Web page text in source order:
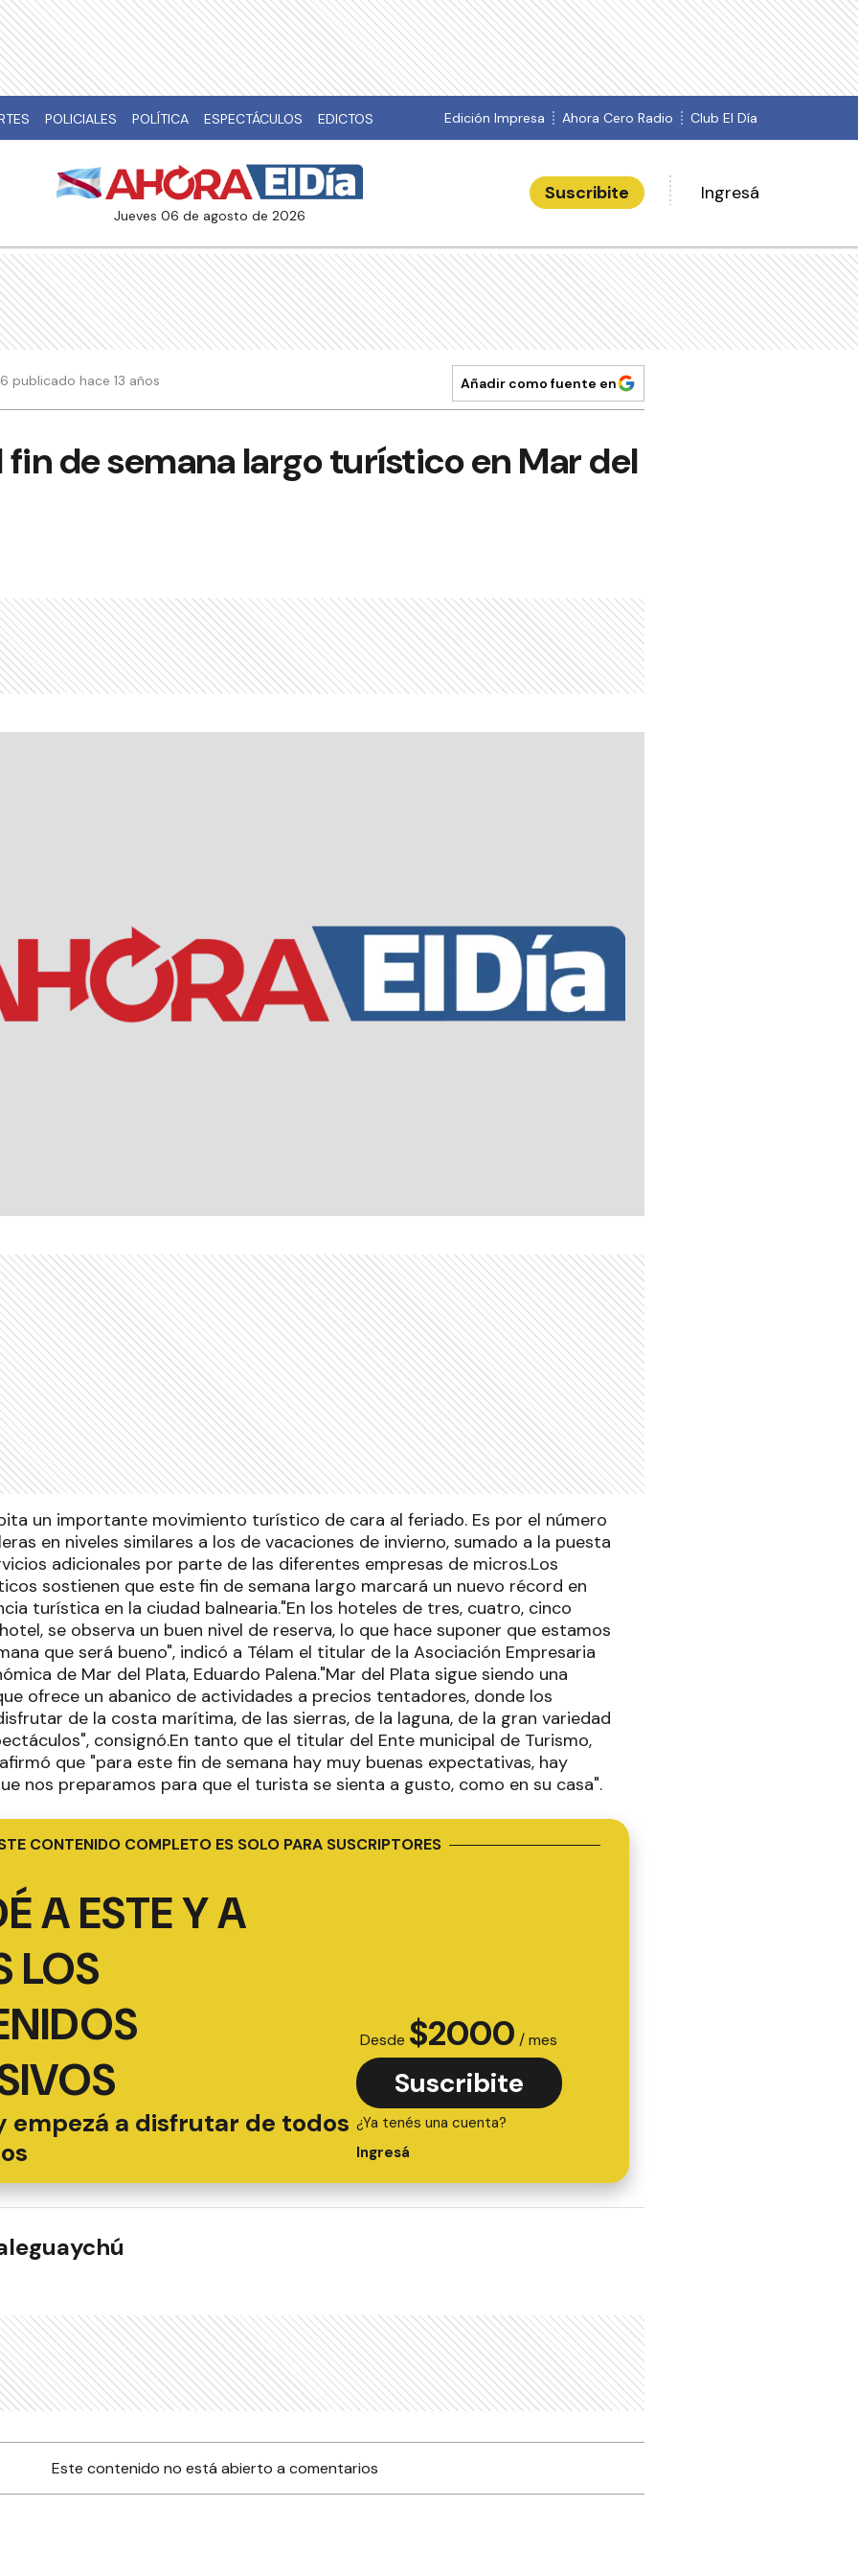
POLICIALES POLÍTICA ESPECTÁCULOS EDICTOS Edición Impresa Ahora Cero Radio Club El Día
jueves 06 de agosto de 2026
Suscribite Ingresá
publicado hace 13 años Añadir como fuente en
de semana largo turístico en Mar del
un importante movimiento turístico de cara al feriado. Es por el número
en niveles similares a los de vacaciones de invierno, sumado a la puesta
adicionales por parte de las diferentes empresas de micros.Los
sostienen que este fin de semana largo marcará un nuevo récord en
turística en la ciudad balnearia."En los hoteles de tres, cuatro, cinco
se observa un buen nivel de reserva, lo que hace suponer que estamos
que será bueno", indicó a Télam el titular de la Asociación Empresaria
de Mar del Plata, Eduardo Palena."Mar del Plata sigue siendo una
ofrece un abanico de actividades a precios tentadores, donde los
de la costa marítima, de las sierras, de la laguna, de la gran variedad
consignó.En tanto que el titular del Ente municipal de Turismo,
que "para este fin de semana hay muy buenas expectativas, hay
nos preparamos para que el turista se sienta a gusto, como en su casa".
CONTENIDO COMPLETO ES SOLO PARA SUSCRIPTORES
A ESTE Y A
LOS
empezá a disfrutar de todos
Desde $2000 / mes
Suscribite
¿Ya tenés una cuenta?
Ingresá
Este contenido no está abierto a comentarios